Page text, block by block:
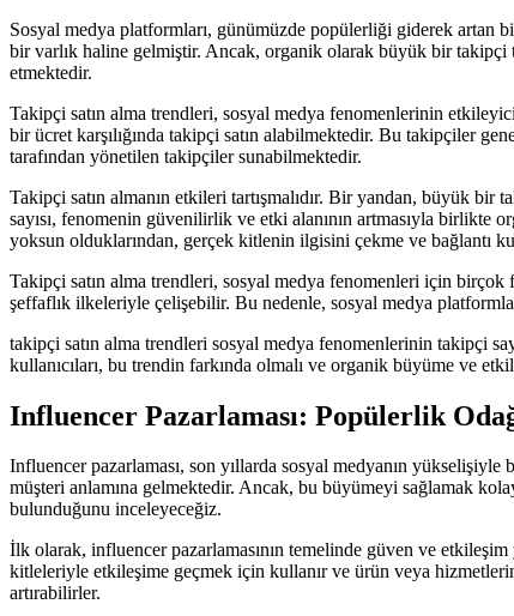
Sosyal medya platformları, günümüzde popülerliği giderek artan
bir varlık haline gelmiştir. Ancak, organik olarak büyük bir takipçi
etmektedir.
Takipçi satın alma trendleri, sosyal medya fenomenlerinin
bir ücret karşılığında takipçi satın alabilmektedir. Bu takipçiler
tarafından yönetilen takipçiler sunabilmektedir.
Takipçi satın almanın etkileri tartışmalıdır. Bir yandan, büyük bir
sayısı, fenomenin güvenilirlik ve etki alanının artmasıyla birlikte
yoksun olduklarından, gerçek kitlenin ilgisini çekme ve bağlantı
Takipçi satın alma trendleri, sosyal medya fenomenleri için birçok
şeffaflık ilkeleriyle çelişebilir. Bu nedenle, sosyal medya
takipçi satın alma trendleri sosyal medya fenomenlerinin takipçi
kullanıcıları, bu trendin farkında olmalı ve organik büyüme ve
Influencer Pazarlaması: Popülerlik
Influencer pazarlaması, son yıllarda sosyal medyanın
müşteri anlamına gelmektedir. Ancak, bu büyümeyi sağlamak
bulunduğunu inceleyeceğiz.
İlk olarak, influencer pazarlamasının temelinde güven ve
kitleleriyle etkileşime geçmek için kullanır ve ürün veya
artırabilirler.